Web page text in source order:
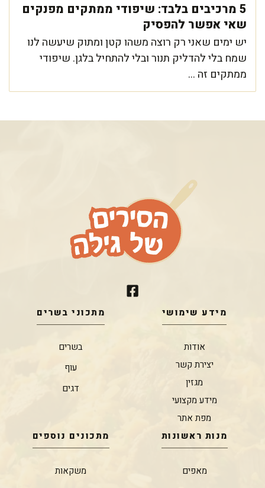
5 מרכיבים בלבד: שיפודי ממתקים מפנקים
שאי אפשר להפסיק
יש ימים שאני רק רוצה משהו קטן ומתוק שיעשה לנו
שמח בלי להדליק תנור ובלי להתחיל בלגן. שיפודי
ממתקים זה ...
מידע שימושי
אודות
יצירת קשר
מגזין
מידע מקצועי
מפת אתר
מתכוני בשרים
בשרים
עוף
דגים
מנות ראשונות
מאפים
מתכונים נוספים
משקאות